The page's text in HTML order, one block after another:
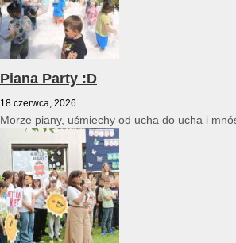
Piana Party :D
18 czerwca, 2026
Morze piany, uśmiechy od ucha do ucha i